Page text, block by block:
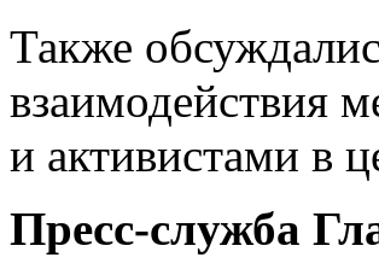
Также
взаимодействия
и активистами в
Пресс-служба